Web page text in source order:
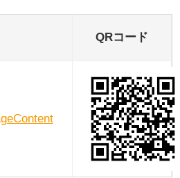
QRコード